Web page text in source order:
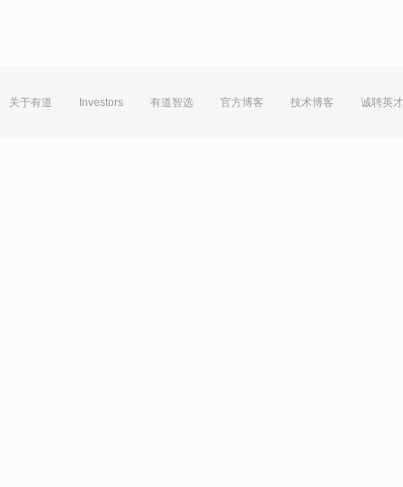
关于有道 Investors 有道智选 官方博客 技术博客 诚聘英才